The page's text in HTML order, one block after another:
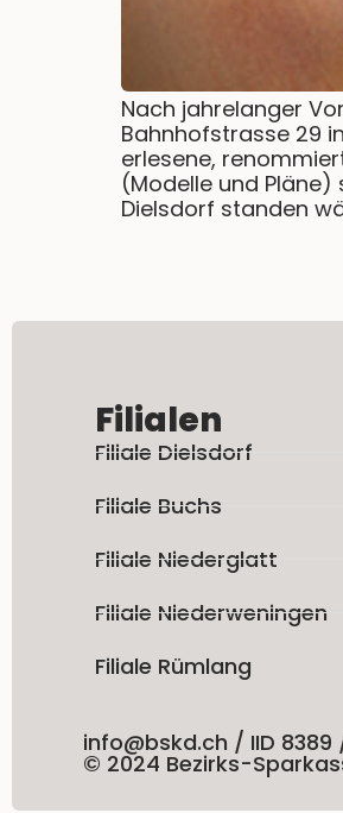
Nach jahrelanger
Bahnhofstrasse 29
erlesene,
(Modelle und
Dielsdorf standen
Filialen
Filiale Dielsdorf
Filiale Buchs
Filiale Niederglatt
Filiale Niederweningen
Filiale Rümlang
info@bskd.ch / IID 8389
© 2024 Bezirks-